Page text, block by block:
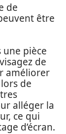
de
être
une pièce
de
améliorer
de
alléger la
ce qui
d’écran.